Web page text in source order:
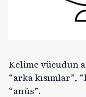
Kelime vücudun
“arka kısımlar”,
“anüs”.